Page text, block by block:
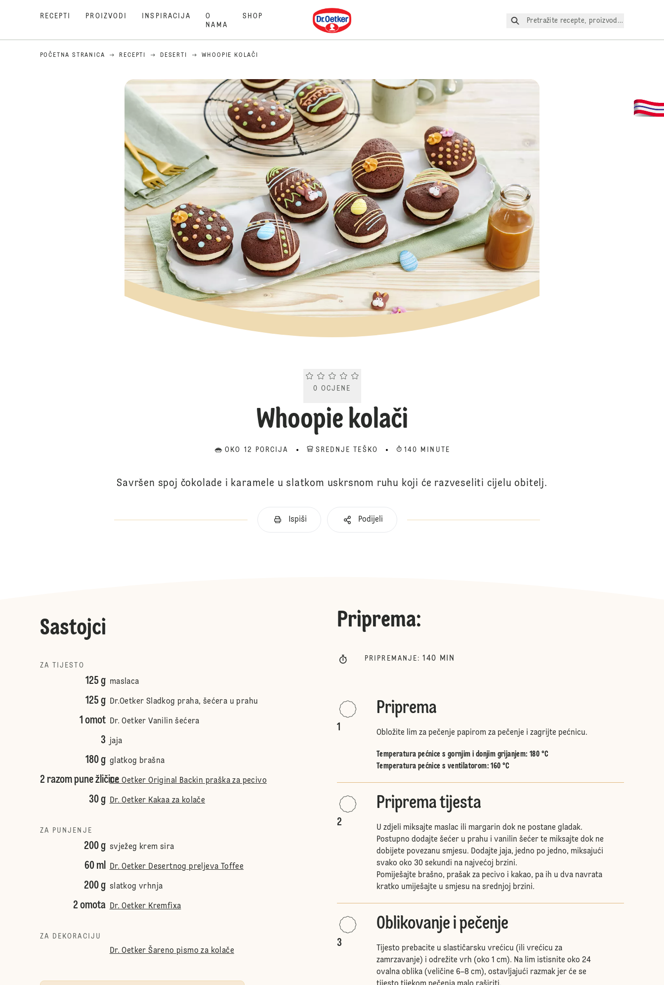
RECEPTI PROIZVODI INSPIRACIJA
O
NAMA
SHOP Dr. Oetker
Pretražite recepte, proizvode itd.
POČETNA STRANICA RECEPTI DESERTI WHOOPIE KOLAČI
Current rating 0.0. Click to rate.
0 OCJENE
Whoopie kolači
OKO 12 PORCIJA SREDNJE TEŠKO 140 MINUTE
Savršen spoj čokolade i karamele u slatkom uskrsnom ruhu koji će razveseliti cijelu obitelj.
Ispiši Podijeli
Sastojci
ZA TIJESTO
125 g maslaca
125 g Dr.Oetker Sladkog praha, šećera u prahu
1 omot Dr. Oetker Vanilin šećera
3 jaja
180 g glatkog brašna
2 razom pune žličiceDr. Oetker Original Backin praška za pecivo
30 g Dr. Oetker Kakaa za kolače
ZA PUNJENJE
200 g svježeg krem sira
60 ml Dr. Oetker Desertnog preljeva Toffee
200 g slatkog vrhnja
2 omota Dr. Oetker Kremfixa
ZA DEKORACIJU
Dr. Oetker Šareno pismo za kolače
Priprema:
PRIPREMANJE : 140 MIN
1
Priprema
Obložite lim za pečenje papirom za pečenje i zagrijte pećnicu.
Temperatura pećnice s gornjim i donjim grijanjem: 180 °C
Temperatura pećnice s ventilatorom: 160 °C
2
Priprema tijesta
U zdjeli miksajte maslac ili margarin dok ne postane gladak.
Postupno dodajte šećer u prahu i vanilin šećer te miksajte dok ne
dobijete povezanu smjesu. Dodajte jaja, jedno po jedno, miksajući
svako oko 30 sekundi na najvećoj brzini.
Pomiješajte brašno, prašak za pecivo i kakao, pa ih u dva navrata
kratko umiješajte u smjesu na srednjoj brzini.
3
Oblikovanje i pečenje
Tijesto prebacite u slastičarsku vrećicu (ili vrećicu za
zamrzavanje) i odrežite vrh (oko 1 cm). Na lim istisnite oko 24
ovalna oblika (veličine 6–8 cm), ostavljajući razmak jer će se